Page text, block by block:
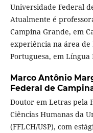
Universidade Federal
Atualmente é
Campina Grande, em
experiência na área de
Portuguesa, em Língua
Marco Antônio
Federal de
Doutor em Letras pela
Ciências Humanas da
(FFLCH/USP), com